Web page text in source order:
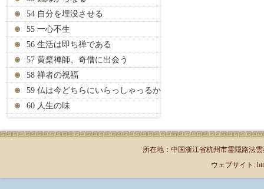
54 自分を埋没させる
55 一心不生
56 生活は即ち禅である
57 黄檗禅師、奇僧に出会う
58 禅者の祝福
59 仏は今どちらにいらっしゃっるか
60 人生の味
所在地：中国浙江省杭州市霊隠路法
ウェブサイト: